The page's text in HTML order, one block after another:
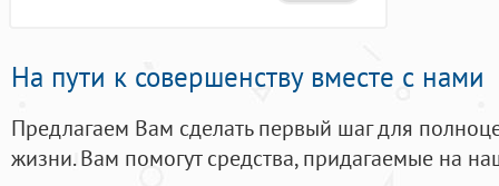
На пути к совершенству вместе с нами
Предлагаем Вам сделать первый шаг для
жизни. Вам помогут средства, придагаемые на